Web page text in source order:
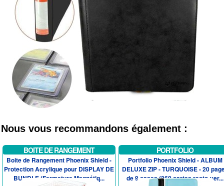
Nous vous recommandons également :
BOITE DE RANGEMENT
Boite de Rangement Phoenix Shield -
Protection Acrylique pour DISPLAY DE
BUNDLE (Fermeture Magnétiq...
PORTFOLIO
Portfolio Phoenix Shield - ALBUM
DELUXE ZIP - TURQUOISE - 20
de 9 cases (360 cartes recto-ver...